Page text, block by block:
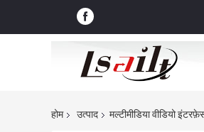
होम उत्पाद मल्टीमीडिया वीडियो